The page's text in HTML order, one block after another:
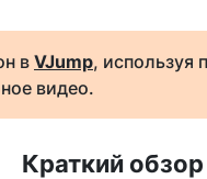
в VJump, используя
видео.
Краткий обзор